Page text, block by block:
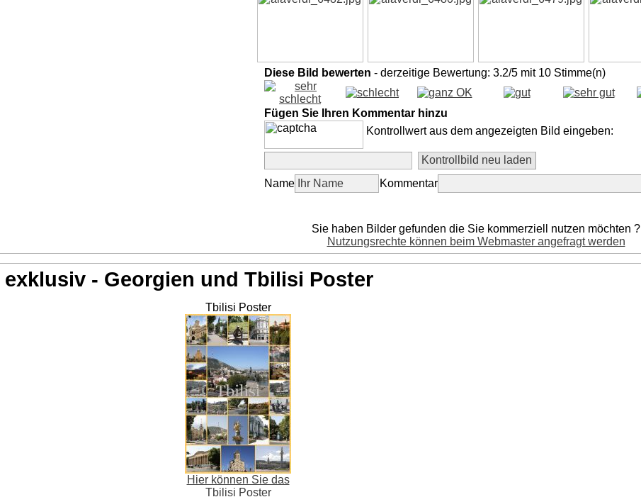
Diese Bild bewerten - derzeitige Bewertung: 3.2/5 mit 10 Stimme(n)
Fügen Sie Ihren Kommentar hinzu
Kontrollwert aus dem angezeigten Bild eingeben:
Name Kommentar
Sie haben Bilder gefunden die Sie kommerziell nutzen möchten ?
Nutzungsrechte können beim Webmaster angefragt werden
exklusiv - Georgien und Tbilisi Poster
Tbilisi Poster
Hier können Sie das
Tbilisi Poster